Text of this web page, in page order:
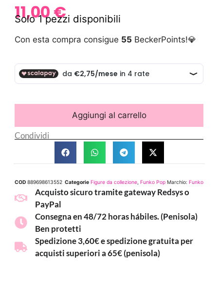
11,00€
Solo 1 pezzi disponibili
Con esta compra consigue 55 BeckerPoints!💎
Aggiungi al carrello
Condividi
COD 889698613552 Categorie Figure da collezione, Funko Pop Marchio: Funko
Acquisto sicuro tramite gateway Redsys o
PayPal
Consegna en 48/72 horas hábiles. (Penisola)
Ben protetti
Spedizione 3,60€ e spedizione gratuita per
acquisti superiori a 65€ (penisola)